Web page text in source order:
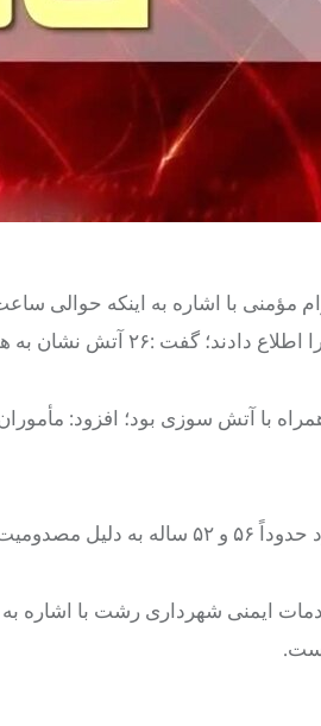
همراه با آتش سوزی بود؛ افزود:
منتقل شدند.
ایمنی شهرداری رشت با اشاره